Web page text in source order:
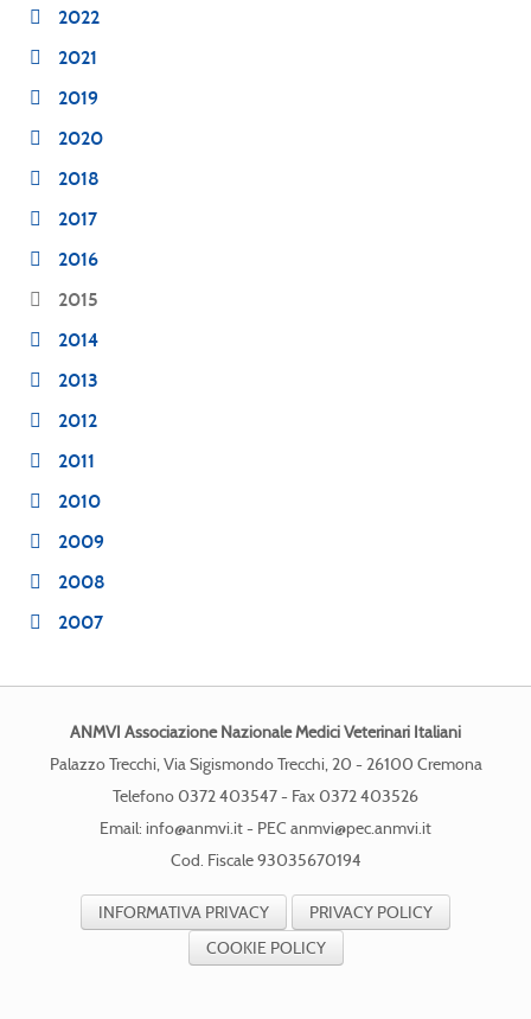
2022
2021
2019
2020
2018
2017
2016
2015
2014
2013
2012
2011
2010
2009
2008
2007
ANMVI Associazione Nazionale Medici Veterinari Italiani
Palazzo Trecchi, Via Sigismondo Trecchi, 20 - 26100 Cremona
Telefono 0372 403547 - Fax 0372 403526
Email: info@anmvi.it- PEC anmvi@pec.anmvi.it
Cod. Fiscale 93035670194
INFORMATIVA PRIVACY
PRIVACY POLICY
COOKIE POLICY